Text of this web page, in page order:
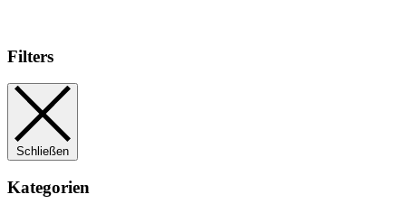
Filters
Schließen
Kategorien